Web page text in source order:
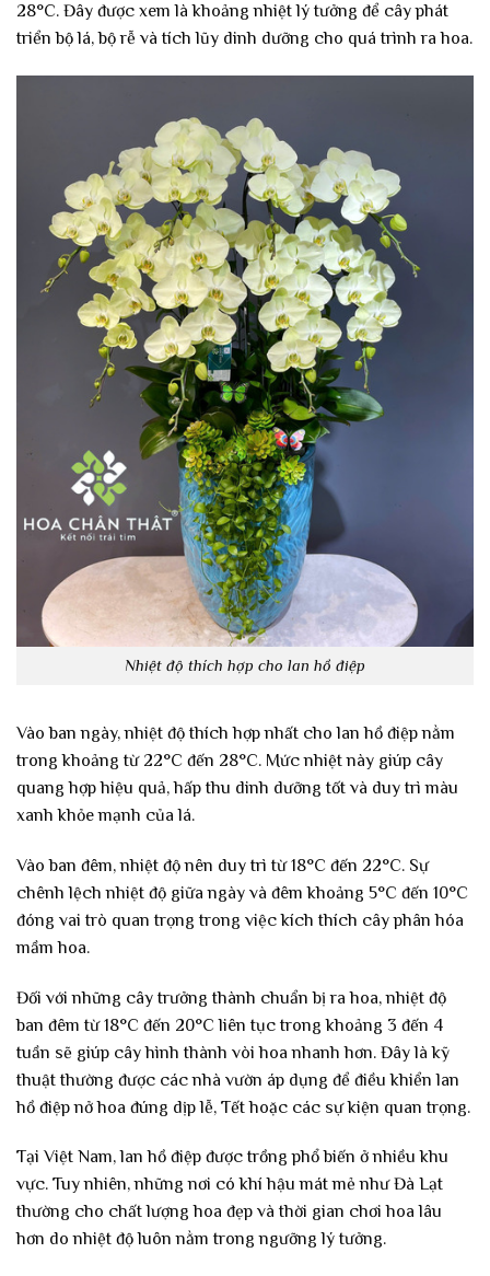
28°C. Đây được xem là khoảng nhiệt lý tưởng để cây phát
triển bộ lá, bộ rễ và tích lũy dinh dưỡng cho quá trình ra hoa.
Nhiệt độ thích hợp cho lan hồ điệp
Vào ban ngày, nhiệt độ thích hợp nhất cho lan hồ điệp nằm
trong khoảng từ 22°C đến 28°C. Mức nhiệt này giúp cây
quang hợp hiệu quả, hấp thu dinh dưỡng tốt và duy trì màu
xanh khỏe mạnh của lá.
Vào ban đêm, nhiệt độ nên duy trì từ 18°C đến 22°C. Sự
chênh lệch nhiệt độ giữa ngày và đêm khoảng 5°C đến 10°C
đóng vai trò quan trọng trong việc kích thích cây phân hóa
mầm hoa.
Đối với những cây trưởng thành chuẩn bị ra hoa, nhiệt độ
ban đêm từ 18°C đến 20°C liên tục trong khoảng 3 đến 4
tuần sẽ giúp cây hình thành vòi hoa nhanh hơn. Đây là kỹ
thuật thường được các nhà vườn áp dụng để điều khiển lan
hồ điệp nở hoa đúng dịp lễ, Tết hoặc các sự kiện quan trọng.
Tại Việt Nam, lan hồ điệp được trồng phổ biến ở nhiều khu
vực. Tuy nhiên, những nơi có khí hậu mát mẻ như Đà Lạt
thường cho chất lượng hoa đẹp và thời gian chơi hoa lâu
hơn do nhiệt độ luôn nằm trong ngưỡng lý tưởng.